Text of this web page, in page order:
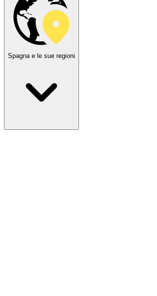
Spagna e le sue regioni